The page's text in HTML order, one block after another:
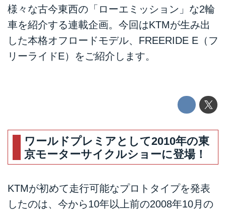
様々な古今東西の「ローエミッション」な2輪
車を紹介する連載企画。今回はKTMが生み出
した本格オフロードモデル、FREERIDE E（フ
リーライドE）をご紹介します。
ワールドプレミアとして2010年の東
京モーターサイクルショーに登場！
KTMが初めて走行可能なプロトタイプを発表
したのは、今から10年以上前の2008年10月の